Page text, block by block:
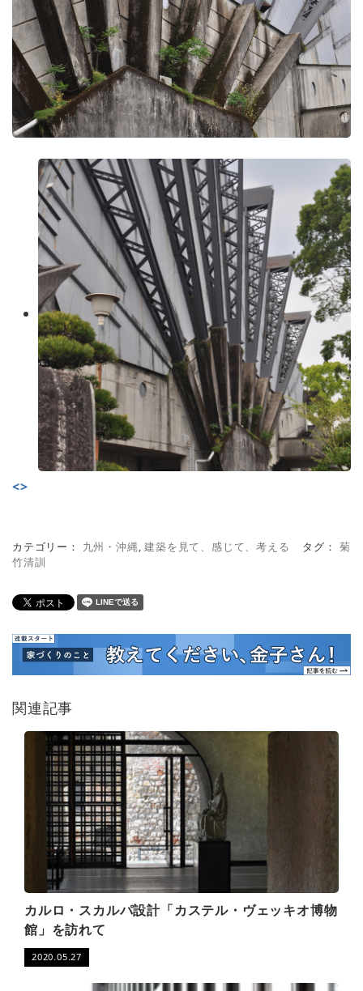
<>
カテゴリー： 九州・沖縄,建築を見て、感じて、考える タグ： 菊
竹清訓
関連記事
カルロ・スカルパ設計「カステル・ヴェッキオ博物
館」を訪れて
2020.05.27